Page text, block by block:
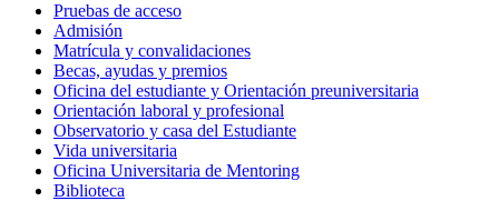
Pruebas de acceso
Admisión
Matrícula y convalidaciones
Becas, ayudas y premios
Oficina del estudiante y Orientación preuniversitaria
Orientación laboral y profesional
Observatorio y casa del Estudiante
Vida universitaria
Oficina Universitaria de Mentoring
Biblioteca